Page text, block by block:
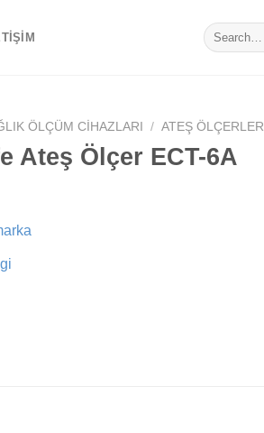
Search
for:
ÖLÇÜM CIHAZLARI / ATEŞ ÖLÇERLER
Ateş Ölçer ECT-6A